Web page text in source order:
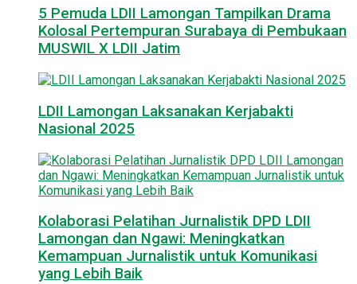
5 Pemuda LDII Lamongan Tampilkan Drama
Kolosal Pertempuran Surabaya di Pembukaan
MUSWIL X LDII Jatim
LDII Lamongan Laksanakan Kerjabakti
Nasional 2025
Kolaborasi Pelatihan Jurnalistik DPD LDII
Lamongan dan Ngawi: Meningkatkan
Kemampuan Jurnalistik untuk Komunikasi
yang Lebih Baik